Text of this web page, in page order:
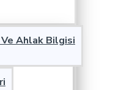
Ahlak Bilgisi